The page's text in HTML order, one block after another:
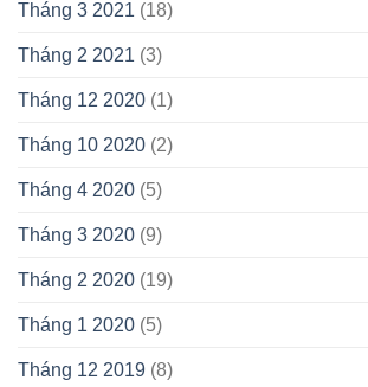
Tháng 3 2021 (18)
Tháng 2 2021 (3)
Tháng 12 2020 (1)
Tháng 10 2020 (2)
Tháng 4 2020 (5)
Tháng 3 2020 (9)
Tháng 2 2020 (19)
Tháng 1 2020 (5)
Tháng 12 2019 (8)